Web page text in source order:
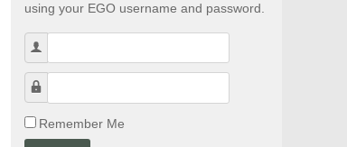
using your EGO username and password.
Remember Me